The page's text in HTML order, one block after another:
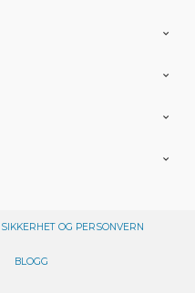
SIKKERHET OG PERSONVERN
BLOGG